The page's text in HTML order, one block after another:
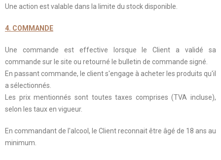
Une action est valable dans la limite du stock disponible.
4. COMMANDE
Une commande est effective lorsque le Client a validé sa
commande sur le site ou retourné le bulletin de commande signé.
En passant commande, le client s'engage à acheter les produits qu'il
a sélectionnés.
Les prix mentionnés sont toutes taxes comprises (TVA incluse),
selon les taux en vigueur.
En commandant de l'alcool, le Client reconnait être âgé de 18 ans au
minimum.